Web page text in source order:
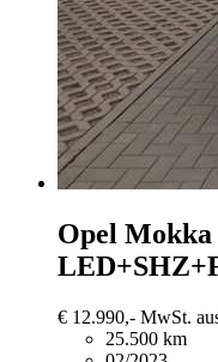
Opel Mokka
€ 12.990,- MwSt.
25.500 km